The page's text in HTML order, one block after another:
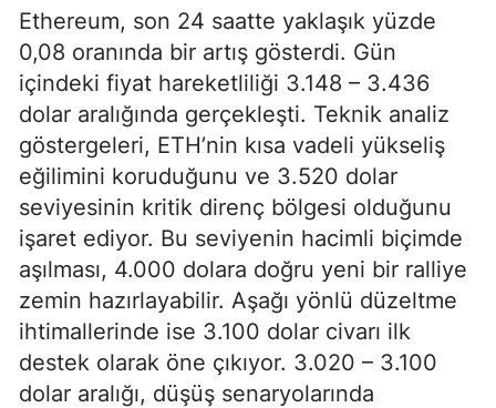
Ethereum, son 24 saatte yaklaşık yüzde
0,08 oranında bir artış gösterdi. Gün
içindeki fiyat hareketliliği 3.148 – 3.436
dolar aralığında gerçekleşti. Teknik analiz
göstergeleri, ETH’nin kısa vadeli yükseliş
eğilimini koruduğunu ve 3.520 dolar
seviyesinin kritik direnç bölgesi olduğunu
işaret ediyor. Bu seviyenin hacimli biçimde
aşılması, 4.000 dolara doğru yeni bir ralliye
zemin hazırlayabilir. Aşağı yönlü düzeltme
ihtimallerinde ise 3.100 dolar civarı ilk
destek olarak öne çıkıyor. 3.020 – 3.100
dolar aralığı, düşüş senaryolarında